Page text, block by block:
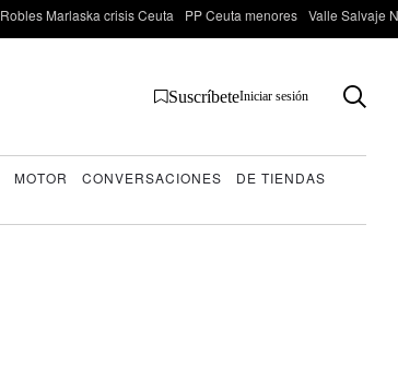
Robles Marlaska crisis Ceuta PP Ceuta menores Valle Salvaje
SuscríbeteIniciar sesión
MOTOR CONVERSACIONES
DE TIENDAS